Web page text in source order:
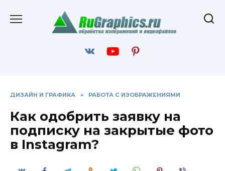
содержанию
ДИЗАЙН И ГРАФИКА » РАБОТА С ИЗОБРАЖЕНИЯМИ
Как одобрить заявку на
подписку на закрытые фото
в Instagram?